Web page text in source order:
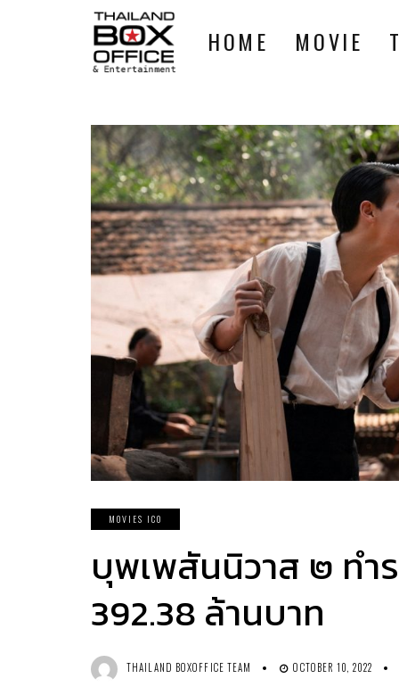
HOME MOVIE
MOVIES ICO
บุพเพสันนิวาส ๒ ทำ
392.38 ล้านบาท
THAILAND BOXOFFICE TEAM OCTOBER 10, 2022